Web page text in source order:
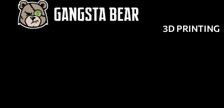
3D PRINTING